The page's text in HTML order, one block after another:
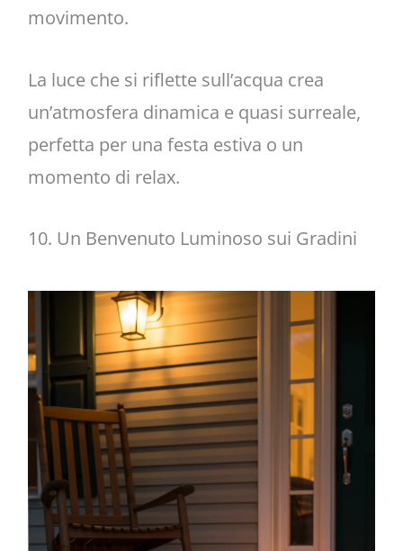
movimento.
La luce che si riflette sull’acqua crea
un’atmosfera dinamica e quasi surreale,
perfetta per una festa estiva o un
momento di relax.
10. Un Benvenuto Luminoso sui Gradini